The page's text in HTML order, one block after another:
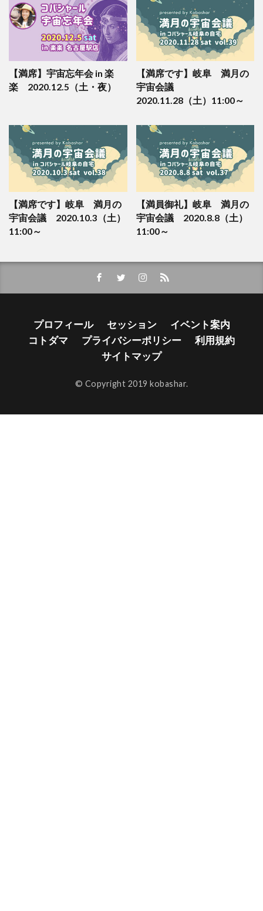
【満席】宇宙忘年会 in 楽
楽 2020.12.5（土・夜）
【満席です】岐阜 満月の
宇宙会議
2020.11.28（土）11:00～
【満席です】岐阜 満月の
宇宙会議 2020.10.3（土）
11:00～
【満員御礼】岐阜 満月の
宇宙会議 2020.8.8（土）
11:00～
プロフィール セッション
イベント案内
コトダマ
プライバシーポリシー
利用規約
サイトマップ
© Copyright 2019 kobashar.